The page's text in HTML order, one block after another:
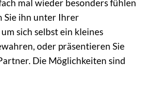
mal wieder besonders fühlen
Sie ihn unter Ihrer
sich selbst ein kleines
oder präsentieren Sie
Die Möglichkeiten sind